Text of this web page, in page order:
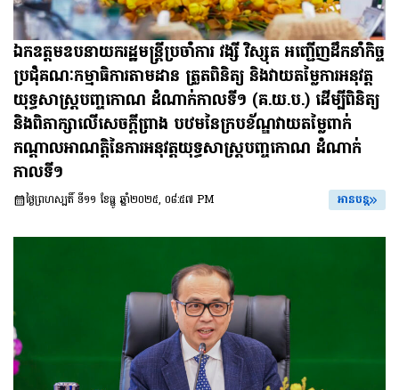
ឯកឧត្តមឧបនាយករដ្ឋមន្រ្តីប្រចាំការ វង្សី វិស្សុត អញ្ជើញដឹកនាំកិច្ច
ប្រជុំគណៈកម្មាធិការតាមដាន ត្រួតពិនិត្យ និងវាយតម្លៃការអនុវត្ត
យុទ្ធសាស្ត្របញ្ចកោណ ដំណាក់កាលទី១ (គ.យ.ប.) ដើម្បីពិនិត្យ
និងពិភាក្សាលើសេចក្តីព្រាង បឋមនៃក្របខ័ណ្ឌវាយតម្លៃពាក់
កណ្តាលអាណត្តិនៃការអនុវត្តយុទ្ធសាស្ត្របញ្ចកោណ ដំណាក់
កាលទី១
ថ្ងៃព្រហស្បតិ៍ ទី១១ ខែធ្នូ ឆ្នាំ២០២៥, ០៨:៥៧ PM អានបន្ត